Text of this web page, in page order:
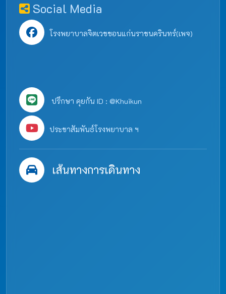
Social Media
โรงพยาบาลจิตเวชขอนแก่นราชนครินทร์(เพจ)
ปรึกษา คุยกัน ID : @Khuikun
ประชาสัมพันธ์โรงพยาบาล ฯ
เส้นทางการเดินทาง